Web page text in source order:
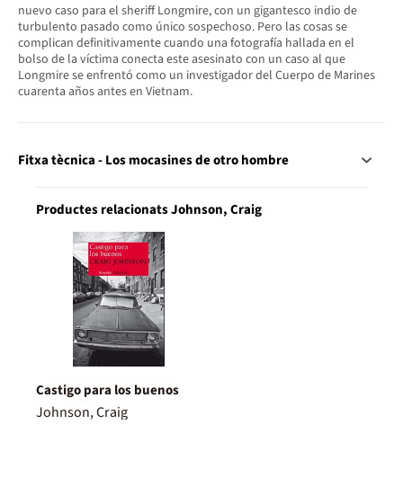
nuevo caso para el sheriff Longmire, con un gigantesco indio de
turbulento pasado como único sospechoso. Pero las cosas se
complican definitivamente cuando una fotografía hallada en el
bolso de la víctima conecta este asesinato con un caso al que
Longmire se enfrentó como un investigador del Cuerpo de Marines
cuarenta años antes en Vietnam.
Fitxa tècnica - Los mocasines de otro hombre
Productes relacionats Johnson, Craig
Castigo para los buenos
Johnson, Craig